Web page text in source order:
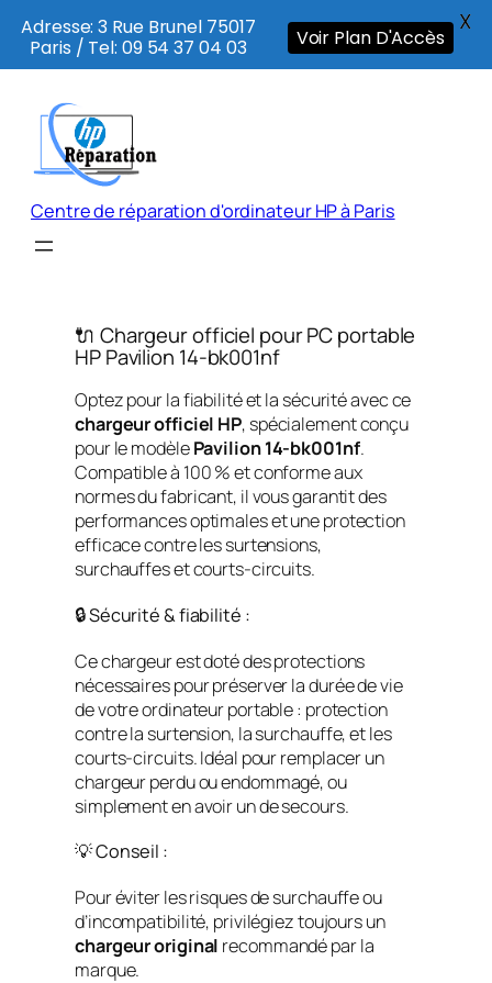
contenu
Centre de réparation d'ordinateur HP à Paris
🔌 Chargeur officiel pour PC portable
HP Pavilion 14-bk001nf
Optez pour la fiabilité et la sécurité avec ce
chargeur officiel HP, spécialement conçu
pour le modèlePavilion 14-bk001nf.
Compatible à 100 % et conforme aux
normes du fabricant, il vous garantit des
performances optimales et une protection
efficace contre les surtensions,
surchauffes et courts-circuits.
🔒 Sécurité & fiabilité :
Ce chargeur est doté des protections
nécessaires pour préserver la durée de vie
de votre ordinateur portable : protection
contre la surtension, la surchauffe, et les
courts-circuits. Idéal pour remplacer un
chargeur perdu ou endommagé, ou
simplement en avoir un de secours.
💡 Conseil :
Pour éviter les risques de surchauffe ou
d’incompatibilité, privilégiez toujours un
chargeur original recommandé par la
marque.
Adresse: 3 Rue Brunel 75017
Paris / Tel: 09 54 37 04 03
Voir Plan D'Accès
X